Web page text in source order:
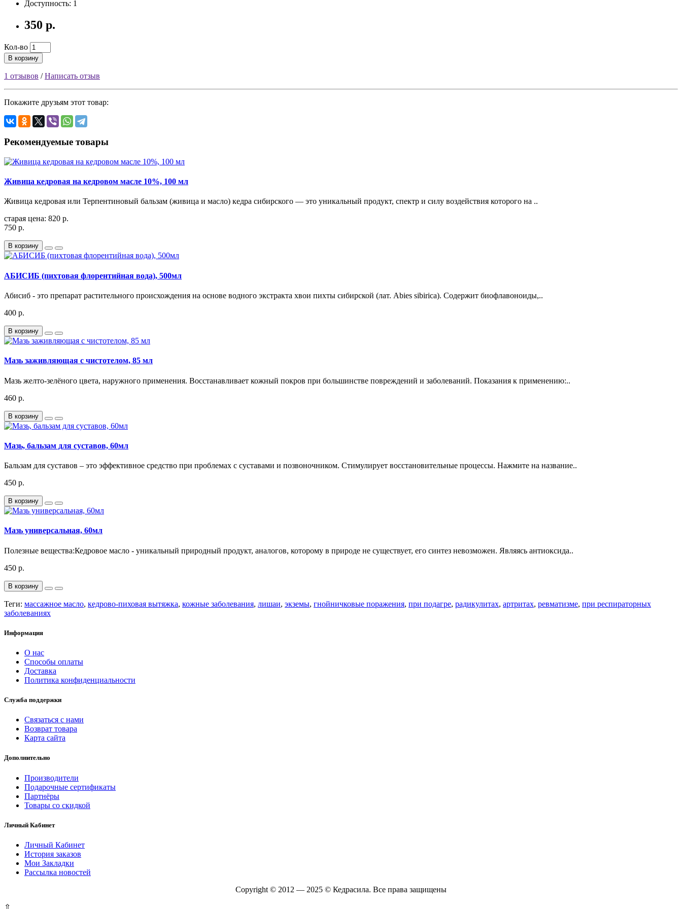
Доступность: 1
350 р.
Кол-во
В корзину
1 отзывов /Написать отзыв
Покажите друзьям этот товар:
Рекомендуемые товары
Живица кедровая на кедровом масле 10%, 100 мл
Живица кедровая или Терпентиновый бальзам (живица и масло) кедра сибирского — это уникальный продукт, спектр и силу воздействия которого на ..
старая цена: 820 р.
750 р.
В корзину
АБИСИБ (пихтовая флорентийная вода), 500мл
Абисиб - это препарат растительного происхождения на основе водного экстракта хвои пихты сибирской (лат. Abies sibirica). Содержит биофлавоноиды,..
400 р.
В корзину
Мазь заживляющая с чистотелом, 85 мл
Мазь желто-зелёного цвета, наружного применения. Восстанавливает кожный покров при большинстве повреждений и заболеваний. Показания к применению:..
460 р.
В корзину
Мазь, бальзам для суставов, 60мл
Бальзам для суставов – это эффективное средство при проблемах с суставами и позвоночником. Стимулирует восстановительные процессы. Нажмите на название..
450 р.
В корзину
Мазь универсальная, 60мл
Полезные вещества:Кедровое масло - уникальный природный продукт, аналогов, которому в природе не существует, его синтез невозможен. Являясь антиоксида..
450 р.
В корзину
Теги: массажное масло, кедрово-пиховая вытяжка, кожные заболевания, лишаи, экземы, гнойничковые поражения, при подагре, радикулитах, артритах, ревматизме, при респираторных
заболеваниях
Информация
О нас
Способы оплаты
Доставка
Политика конфиденциальности
Служба поддержки
Связаться с нами
Возврат товара
Карта сайта
Дополнительно
Производители
Подарочные сертификаты
Партнёры
Товары со скидкой
Личный Кабинет
Личный Кабинет
История заказов
Мои Закладки
Рассылка новостей
Copyright © 2012 — 2025 © Кедрасила. Все права защищены
⇧